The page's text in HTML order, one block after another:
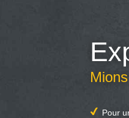
Mions
Pour